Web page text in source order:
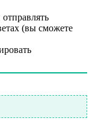
(вы cможете